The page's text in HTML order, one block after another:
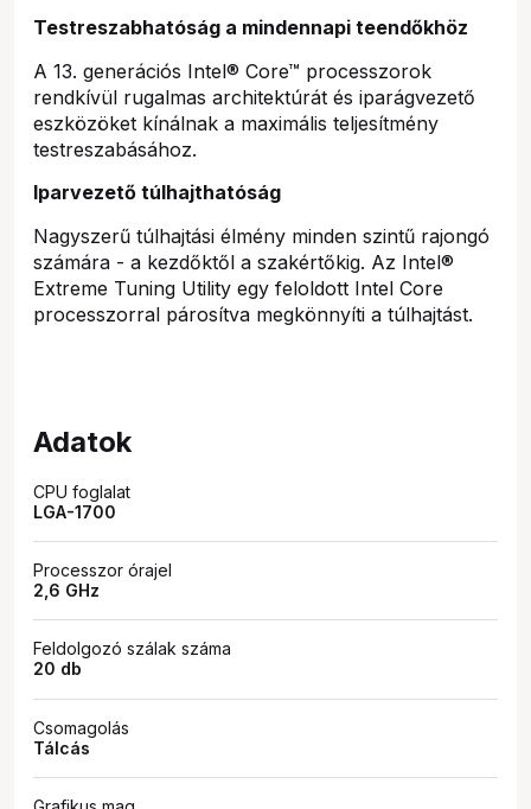
Testreszabhatóság a mindennapi teendőkhöz
A 13. generációs Intel® Core™ processzorok
rendkívül rugalmas architektúrát és iparágvezető
eszközöket kínálnak a maximális teljesítmény
testreszabásához.
Iparvezető túlhajthatóság
Nagyszerű túlhajtási élmény minden szintű rajongó
számára - a kezdőktől a szakértőkig. Az Intel®
Extreme Tuning Utility egy feloldott Intel Core
processzorral párosítva megkönnyíti a túlhajtást.
Adatok
CPU foglalat
LGA-1700
Processzor órajel
2,6 GHz
Feldolgozó szálak száma
20 db
Csomagolás
Tálcás